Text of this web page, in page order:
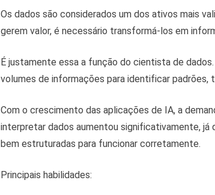
Os dados são considerados um dos ativos mais
gerem valor, é necessário transformá-los em
É justamente essa a função do cientista de
volumes de informações para identificar padrões,
Com o crescimento das aplicações de IA, a
interpretar dados aumentou significativamente,
bem estruturadas para funcionar corretamente.
Principais habilidades: